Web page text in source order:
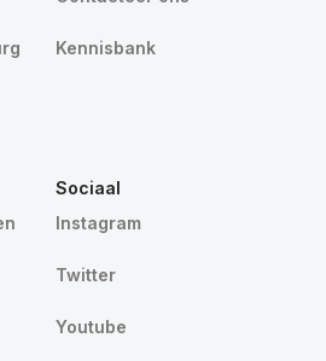
Kennisbank
Sociaal
Instagram
Twitter
Youtube